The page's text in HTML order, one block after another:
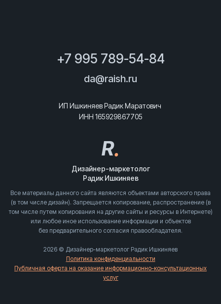
+7 995 789-54-84
da@raish.ru
ИП Ишкиняев Радик Маратович
ИНН 165929867705
R.
Дизайнер-маркетолог
Радик Ишкиняев
Все материалы данного сайта являются объектами авторского права
(в том числе дизайн). Запрещается копирование, распространение (в
том числе путем копирования на другие сайты и ресурсы в Интернете)
или любое иное использование информации и объектов
без предварительного согласия правообладателя.
2026 © Дизайнер-маркетолог Радик Ишкиняев
Политика конфиденциальности
Публичная оферта на оказание информационно-консультационных
услуг